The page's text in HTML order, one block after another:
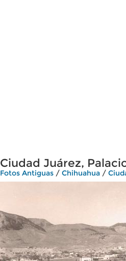
Ciudad Juárez,
Fotos Antiguas / Chihuahua /